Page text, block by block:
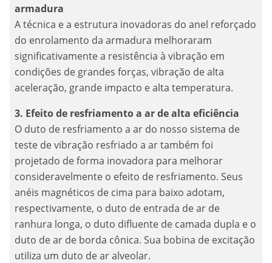
armadura
A técnica e a estrutura inovadoras do anel reforçado
do enrolamento da armadura melhoraram
significativamente a resistência à vibração em
condições de grandes forças, vibração de alta
aceleração, grande impacto e alta temperatura.
3. Efeito de resfriamento a ar de alta eficiência
O duto de resfriamento a ar do nosso sistema de
teste de vibração resfriado a ar também foi
projetado de forma inovadora para melhorar
consideravelmente o efeito de resfriamento. Seus
anéis magnéticos de cima para baixo adotam,
respectivamente, o duto de entrada de ar de
ranhura longa, o duto difluente de camada dupla e o
duto de ar de borda cônica. Sua bobina de excitação
utiliza um duto de ar alveolar.